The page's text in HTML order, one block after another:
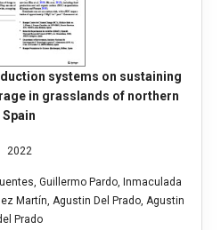
systems on sustaining
in grasslands of northern
Spain
2022
Guillermo Pardo, Inmaculada
Martín, Agustin Del Prado, Agustin
Prado